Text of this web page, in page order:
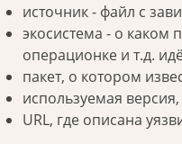
источник - файл с
экосистема - о каком
операционке и т.д.
пакет, о котором
используемая версия,
URL, где описана